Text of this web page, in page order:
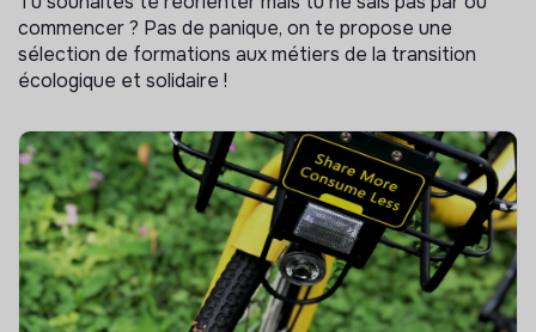
commencer ? Pas de panique, on te propose une
sélection de formations aux métiers de la transition
écologique et solidaire !